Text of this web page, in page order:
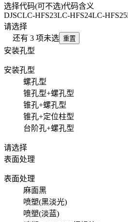
选择代码(可不选)代码含义
DJSCLC-HFS23LC-HFS24LC-HFS25
请选择
还有 3 项未选 重置
安装孔型
安装孔型
螺孔型
锥孔型+螺孔型
锥孔+螺孔型
锥孔+定位柱型
台阶孔+螺孔型
请选择
表面处理
表面处理
麻面黑
喷塑(黑淡光)
喷塑(淡蓝)